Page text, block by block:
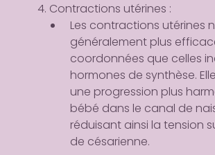
Contractions utérines :
Les contractions utérines
généralement plus
coordonnées que celles
hormones de synthèse.
une progression plus
bébé dans le canal de
réduisant ainsi la tension
de césarienne.